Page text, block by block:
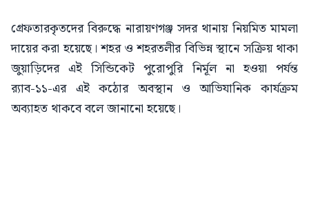
গ্রেফতারকৃতদের বিরুদ্ধে নারায়ণগঞ্জ সদর থানায় নিয়মিত মামলা
দায়ের করা হয়েছে। শহর ও শহরতলীর বিভিন্ন স্থানে সক্রিয় থাকা
জুয়াড়িদের এই সিন্ডিকেট পুরোপুরি নির্মূল না হওয়া পর্যন্ত
র‍্যাব-১১-এর এই কঠোর অবস্থান ও আভিযানিক কার্যক্রম
অব্যাহত থাকবে বলে জানানো হয়েছে।